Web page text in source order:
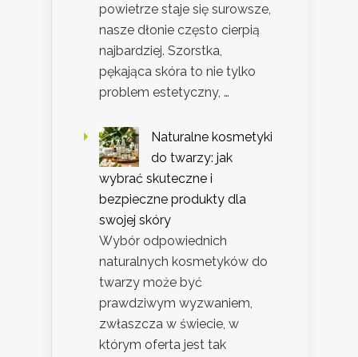
powietrze staje się surowsze,
nasze dłonie często cierpią
najbardziej. Szorstka,
pękająca skóra to nie tylko
problem estetyczny, …
Naturalne kosmetyki
do twarzy: jak
wybrać skuteczne i
bezpieczne produkty dla
swojej skóry
Wybór odpowiednich
naturalnych kosmetyków do
twarzy może być
prawdziwym wyzwaniem,
zwłaszcza w świecie, w
którym oferta jest tak